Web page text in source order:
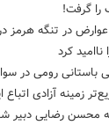
را گرفت!
در تنگه هرمز
ناامید کرد
رومی در
زمینه آزادی اتباع
محسن رضایی دبیر